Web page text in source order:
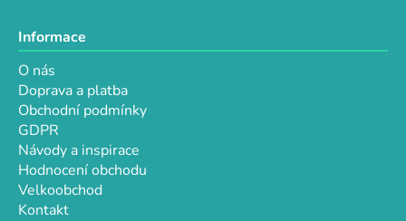
Informace
O nás
Doprava a platba
Obchodní podmínky
GDPR
Návody a inspirace
Hodnocení obchodu
Velkoobchod
Kontakt